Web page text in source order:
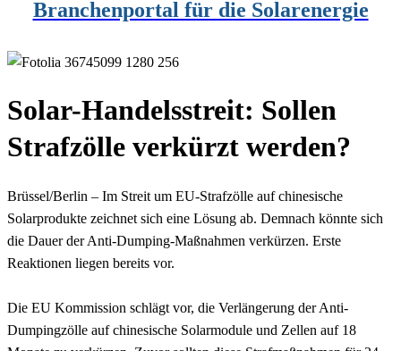
Branchenportal für die Solarenergie
Solar-Handelsstreit: Sollen
Strafzölle verkürzt werden?
Brüssel/Berlin – Im Streit um EU-Strafzölle auf chinesische
Solarprodukte zeichnet sich eine Lösung ab. Demnach könnte sich
die Dauer der Anti-Dumping-Maßnahmen verkürzen. Erste
Reaktionen liegen bereits vor.
Die EU Kommission schlägt vor, die Verlängerung der Anti-
Dumpingzölle auf chinesische Solarmodule und Zellen auf 18